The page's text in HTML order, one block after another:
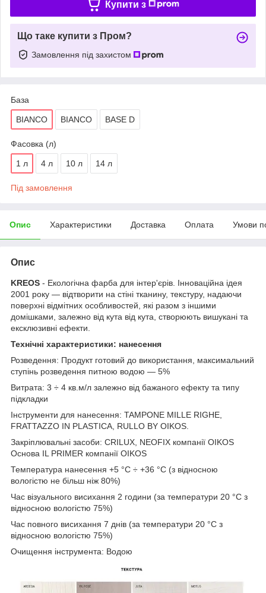
Купити з
Що таке купити з Пром?
Замовлення під захистом
База
BIANCO BIANCO BASE D
Фасовка (л)
1 л 4 л 10 л 14 л
Під замовлення
Опис Характеристики Доставка Оплата Умови
Опис
KREOS - Екологічна фарба для інтер'єрів. Інноваційна ідея
2001 року — відтворити на стіні тканину, текстуру, надаючи
поверхні відмітних особливостей, які разом з іншими
домішками, залежно від кута від кута, створюють вишукані та
ексклюзивні ефекти.
Технічні характеристики: нанесення
Розведення: Продукт готовий до використання, максимальний
ступінь розведення питною водою — 5%
Витрата: 3 ÷ 4 кв.м/л залежно від бажаного ефекту та типу
підкладки
Інструменти для нанесення: TAMPONE MILLE RIGHE,
FRATTAZZO IN PLASTICA, RULLO BY OIKOS.
Закріплювальні засоби: CRILUX, NEOFIX компанії OIKOS
Основа IL PRIMER компанії OIKOS
Температура нанесення +5 °C ÷ +36 °C (з відносною
вологістю не більш ніж 80%)
Час візуального висихання 2 години (за температури 20 °C з
відносною вологістю 75%)
Час повного висихання 7 днів (за температури 20 °C з
відносною вологістю 75%)
Очищення інструмента: Водою